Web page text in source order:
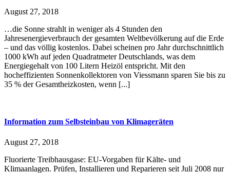
August 27, 2018
…die Sonne strahlt in weniger als 4 Stunden den
Jahresenergieverbrauch der gesamten Weltbevölkerung auf die Erde
– und das völlig kostenlos. Dabei scheinen pro Jahr durchschnittlich
1000 kWh auf jeden Quadratmeter Deutschlands, was dem
Energiegehalt von 100 Litern Heizöl entspricht. Mit den
hocheffizienten Sonnenkollektoren von Viessmann sparen Sie bis zu
35 % der Gesamtheizkosten, wenn [...]
Information zum Selbsteinbau von Klimageräten
August 27, 2018
Fluorierte Treibhausgase: EU-Vorgaben für Kälte- und
Klimaanlagen. Prüfen, Installieren und Reparieren seit Juli 2008 nur